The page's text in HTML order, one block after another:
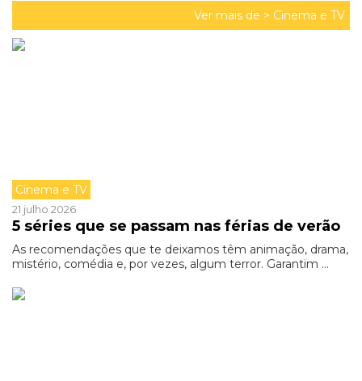
Ver mais de > Cinema e TV
Cinema e TV
21 julho 2026
5 séries que se passam nas férias de verão
As recomendações que te deixamos têm animação, drama,
mistério, comédia e, por vezes, algum terror. Garantim ...